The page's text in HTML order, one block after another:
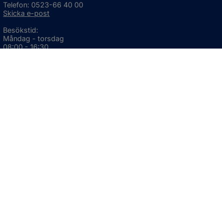
Telefon: 0523-66 40 00
Skicka e-post
Besökstid:
Måndag - torsdag
08:00 - 16:30